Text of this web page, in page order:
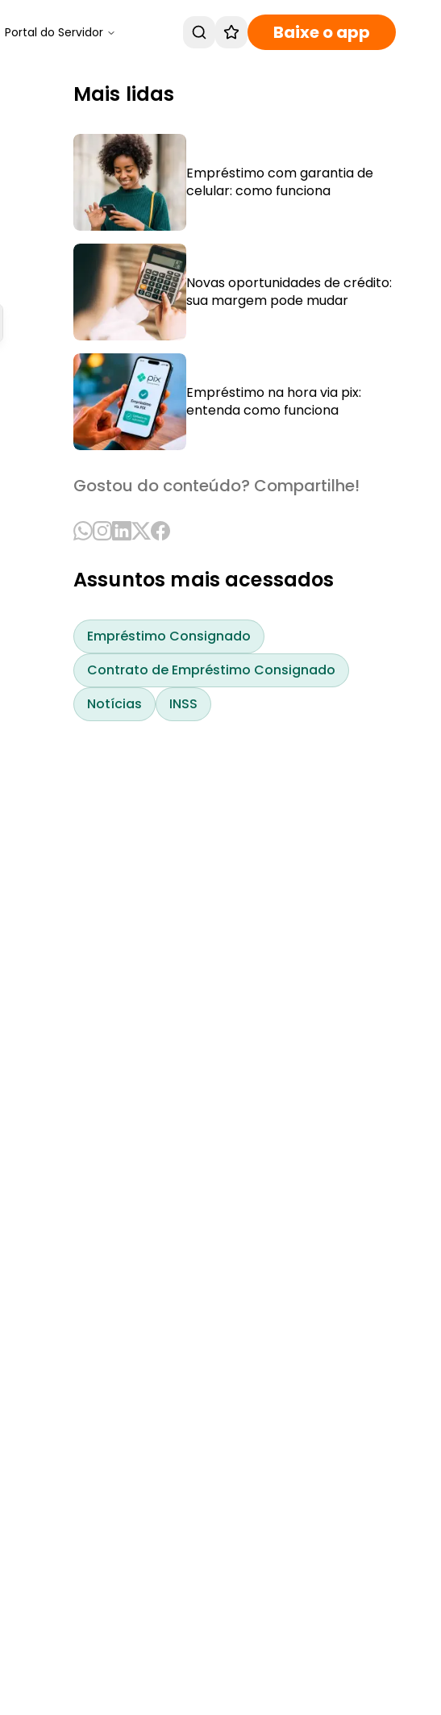
Portal do Servidor Baixe o app
Mais lidas
Empréstimo com garantia de
celular: como funciona
Novas oportunidades de crédito:
sua margem pode mudar
Empréstimo na hora via pix:
entenda como funciona
Gostou do conteúdo? Compartilhe!
Assuntos mais acessados
Empréstimo Consignado
Contrato de Empréstimo Consignado
Notícias
INSS